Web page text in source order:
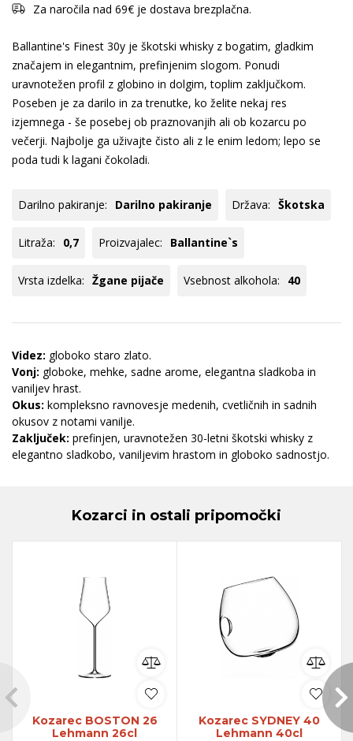
Za naročila nad 69€ je dostava brezplačna.
Ballantine's Finest 30y je škotski whisky z bogatim, gladkim
značajem in elegantnim, prefinjenim slogom. Ponudi
uravnotežen profil z globino in dolgim, toplim zaključkom.
Poseben je za darilo in za trenutke, ko želite nekaj res
izjemnega - še posebej ob praznovanjih ali ob kozarcu po
večerji. Najbolje ga uživajte čisto ali z le enim ledom; lepo se
poda tudi k lagani čokoladi.
Darilno pakiranje: Darilno pakiranje Država: Škotska
Litraža: 0,7 Proizvajalec: Ballantine`s
Vrsta izdelka: Žgane pijače Vsebnost alkohola: 40
Videz: globoko staro zlato.
Vonj: globoke, mehke, sadne arome, elegantna sladkoba in
vaniljev hrast.
Okus: kompleksno ravnovesje medenih, cvetličnih in sadnih
okusov z notami vanilje.
Zaključek: prefinjen, uravnotežen 30-letni škotski whisky z
elegantno sladkobo, vaniljevim hrastom in globoko sadnostjo.
Kozarci in ostali pripomočki
Kozarec BOSTON 26
Lehmann 26cl
Kozarec SYDNEY 40
Lehmann 40cl